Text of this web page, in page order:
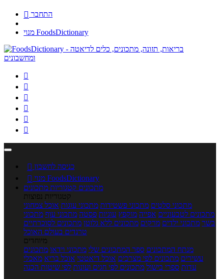
 התחבר
מנוי FoodsDictionary






 כניסה לחשבון

מנוי FoodsDictionary
מתכונים קטגוריות מתכונים
קטגוריות נפוצות
מתכוני סלטים מתכוני פשטידות מתכוני עוגות אוכל צמחוני
מתכונים לטבעוניים אפייה מוקפץ עוגיות פסטה מתכוני עוף מתכוני
בשר מתכוני ילדים מרקים מתכונים ללא גלוטן מתכונים לסוכרתיים
טרנדים בעולם האוכל
מיוחדים
מנתח המתכונים ספר המתכונים שלי מתכוני וידאו מתכונים
עשירים מתכונים לפי מצרכים אוכל דיאטטי אוכל בריא מאכלי
עדות ספרי בישול מתכונים לפי חגים ועונות לפי שיטות הכנה